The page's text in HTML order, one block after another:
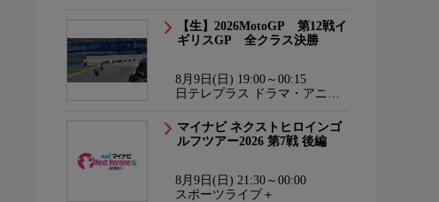
【生】2026MotoGP 第12戦イ
ギリスGP 全クラス決勝
8月9日(日) 19:00～00:15
日テレプラス ドラマ・アニ
マイナビ ネクストヒロインゴ
ルフツアー2026 第7戦 後編
8月9日(日) 21:30～00:00
スポーツライブ＋